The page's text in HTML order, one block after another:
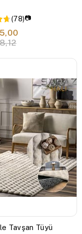
(78)📷
Tavşan Tüyü